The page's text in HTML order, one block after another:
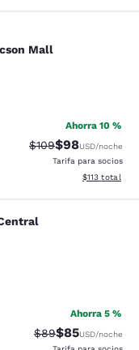
Mall
Mall
Muy bueno. 1886 reseñas
Ahorra 10 %
Precio tachado:
$109Precio con
$98USD/noche
Tarifa para socios
Ver detalles
$113 total
Bueno. 320 reseñas
Ahorra 5 %
Precio tachado:
$89Precio con
$85USD/noche